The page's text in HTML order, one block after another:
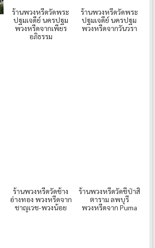
ร้านพวงหรีดวัดพระ
ปฐมเจดีย์ นครปฐม
พวงหรีดจากเพียร
อภิธรรม
ร้านพวงหรีดวัดพระ
ปฐมเจดีย์ นครปฐม
พวงหรีดจากวันวรา
ร้านพวงหรีดวัดช้าง
อ่างทอง พวงหรีดจาก
ชาญเวช-พวงน้อย
ร้านพวงหรีดวัดชีป่าสิ
ตาราม ลพบุรี
พวงหรีดจาก Puma